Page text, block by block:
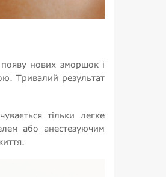
нових зморшок і
Тривалий результат
тільки легке
або анестезуючим